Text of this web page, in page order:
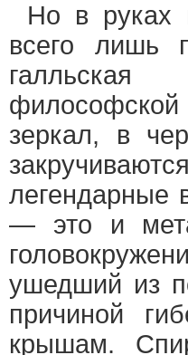
Но в руках
всего лишь
галльская
зеркал, в
легендарные
— это и
ушедший из
причиной
крышам.